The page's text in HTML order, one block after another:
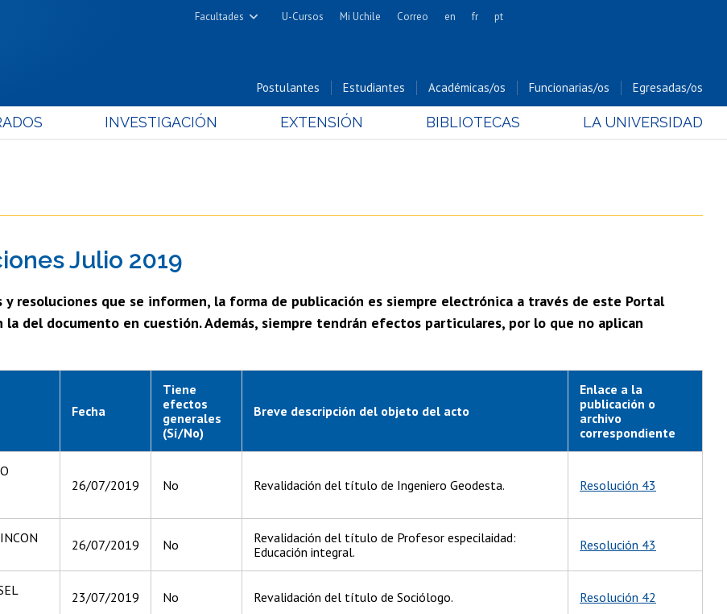
Facultades
Cs. Físicas y Matemáticas
Cs. Forestales y Conservación
Cs. Químicas y Farmacéuticas
Cs. Sociales
Alimentos
Hospital Clínico
U-Cursos Mi Uchile Correo en fr pt
Postulantes Estudiantes Académicas/os Funcionarias/os Egresadas/os
INVESTIGACIÓN EXTENSIÓN BIBLIOTECAS LA UNIVERSIDAD
Julio 2019
resoluciones que se informen, la forma de publicación es siempre electrónica a través de este Portal
del documento en cuestión. Además, siempre tendrán efectos particulares, por lo que no aplican
Fecha
Tiene
efectos
generales
(Sí/No)
Breve descripción del objeto del acto
Enlace a la
publicación o
archivo
correspondiente
26/07/2019 No Revalidación del título de Ingeniero Geodesta. Resolución 43
26/07/2019 No
Revalidación del título de Profesor especilaidad:
Educación integral.
Resolución 43
23/07/2019 No Revalidación del título de Sociólogo. Resolución 42